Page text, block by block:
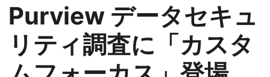
Purview データセキュ
リティ調査に「カスタ